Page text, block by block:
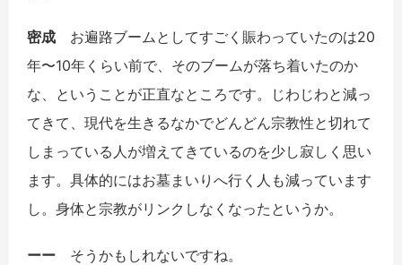
密成 お遍路ブームとしてすごく賑わっていたのは20
年〜10年くらい前で、そのブームが落ち着いたのか
な、ということが正直なところです。じわじわと減っ
てきて、現代を生きるなかでどんどん宗教性と切れて
しまっている人が増えてきているのを少し寂しく思い
ます。具体的にはお墓まいりへ行く人も減っています
し。身体と宗教がリンクしなくなったというか。
ーー そうかもしれないですね。